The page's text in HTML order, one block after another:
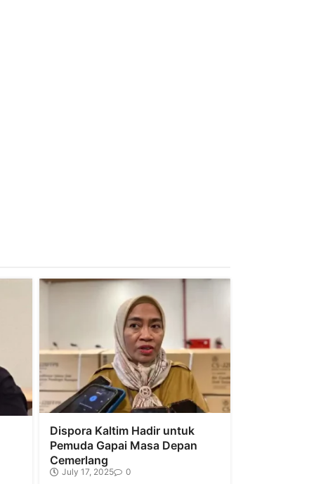
Dispora Kaltim Hadir untuk
Pemuda Gapai Masa Depan
Cemerlang
July 17, 2025 0